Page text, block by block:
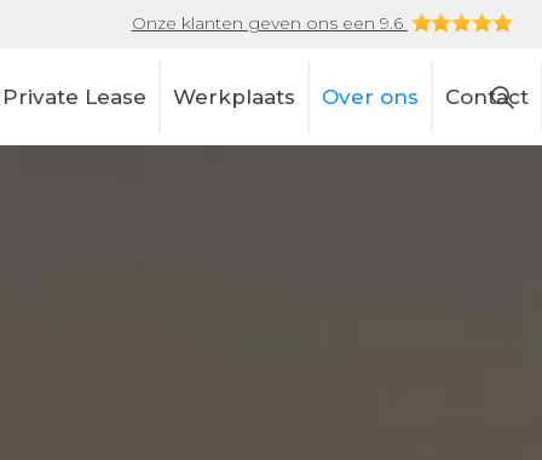
Onze klanten geven ons een 9.6
Private Lease Werkplaats Over ons Contact